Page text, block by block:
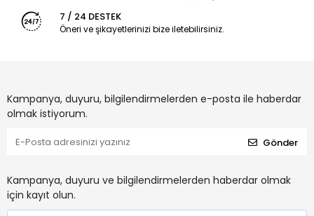
7 / 24 DESTEK
Öneri ve şikayetlerinizi bize iletebilirsiniz.
Kampanya, duyuru, bilgilendirmelerden e-posta ile haberdar
olmak istiyorum.
Gönder
Kampanya, duyuru ve bilgilendirmelerden haberdar olmak
için kayıt olun.